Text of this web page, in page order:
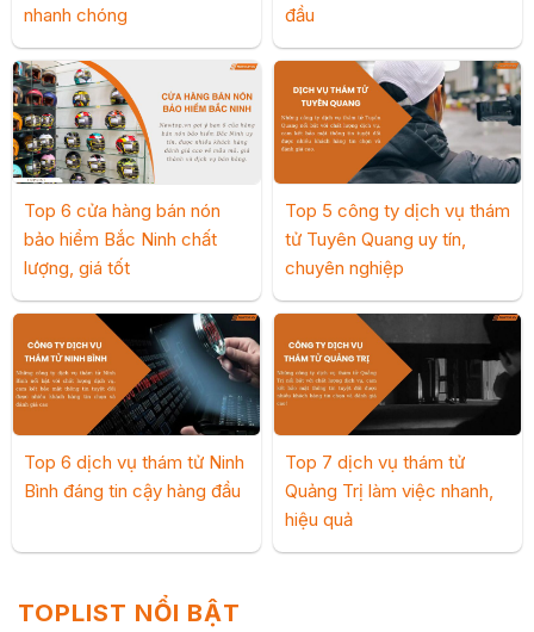
TOPLIST NỔI BẬT
nhanh chóng
đầu
Top 6 cửa hàng bán nón
bảo hiểm Bắc Ninh chất
lượng, giá tốt
Top 5 công ty dịch vụ thám
tử Tuyên Quang uy tín,
chuyên nghiệp
Top 6 dịch vụ thám tử Ninh
Bình đáng tin cậy hàng đầu
Top 7 dịch vụ thám tử
Quảng Trị làm việc nhanh,
hiệu quả